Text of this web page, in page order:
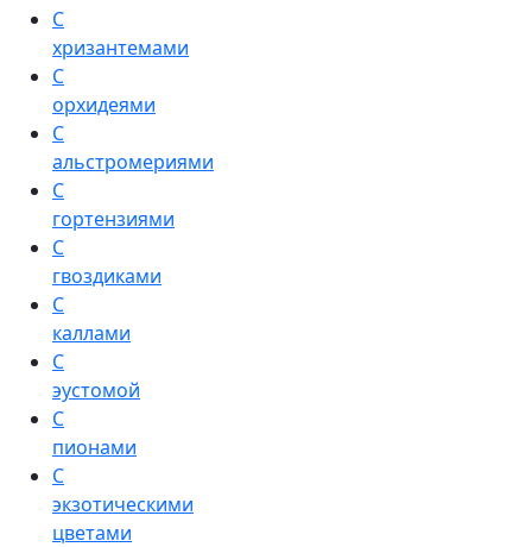
С
хризантемами
С
орхидеями
С
альстромериями
С
гортензиями
С
гвоздиками
С
каллами
С
эустомой
С
пионами
С
экзотическими
цветами